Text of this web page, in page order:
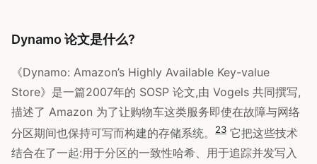
Dynamo 论文是什么?
《Dynamo: Amazon’s Highly Available Key-value
Store》是一篇2007年的 SOSP 论文,由 Vogels 共同撰写,
描述了 Amazon 为了让购物车这类服务即使在故障与网络
分区期间也保持可写而构建的存储系统。
23 它把这些技术
结合在了一起:用于分区的一致性哈希、用于追踪并发写入